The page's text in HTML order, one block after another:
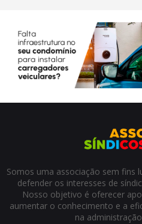
Somos uma associação sem fins
defender os interesses de
Nosso objetivo é oferecer
aumentar o conhecimento e a
na